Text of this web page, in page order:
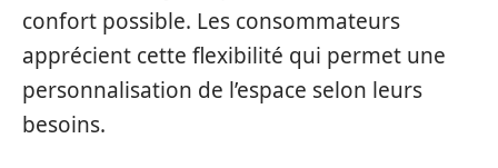
confort possible. Les consommateurs
apprécient cette flexibilité qui permet une
personnalisation de l’espace selon leurs
besoins.